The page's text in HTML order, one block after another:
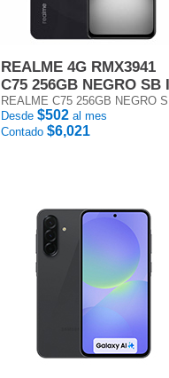
REALME 4G RMX3941
C75 256GB NEGRO SB
REALME C75 256GB NEGRO
Desde $502 al mes
Contado $6,021